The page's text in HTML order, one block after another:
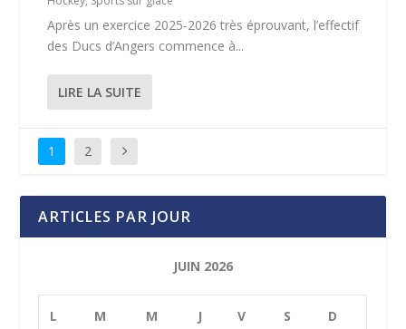
Après un exercice 2025-2026 très éprouvant, l’effectif
des Ducs d’Angers commence à...
LIRE LA SUITE
1 2
ARTICLES PAR JOUR
JUIN 2026
L M M J V S D